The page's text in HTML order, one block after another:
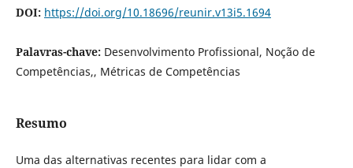
DOI: https://doi.org/10.18696/reunir.v13i5.1694
Palavras-chave: Desenvolvimento Profissional, Noção de
Competências,, Métricas de Competências
Resumo
Uma das alternativas recentes para lidar com a